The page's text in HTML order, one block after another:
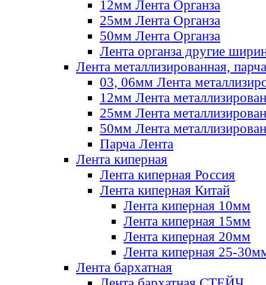
12мм Лента Органза
25мм Лента Органза
50мм Лента Органза
Лента органза другие
Лента металлизированная, парча
03, 06мм Лента
12мм Лента
25мм Лента
50мм Лента
Парча Лента
Лента киперная
Лента киперная Россия
Лента киперная Китай
Лента киперная 10мм
Лента киперная 15мм
Лента киперная 20мм
Лента киперная 25-
Лента бархатная